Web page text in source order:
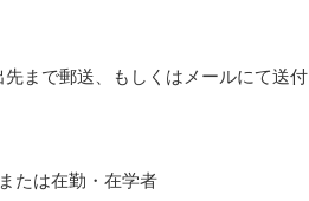
まで郵送、もしくはメールにて送付
たは在勤・在学者